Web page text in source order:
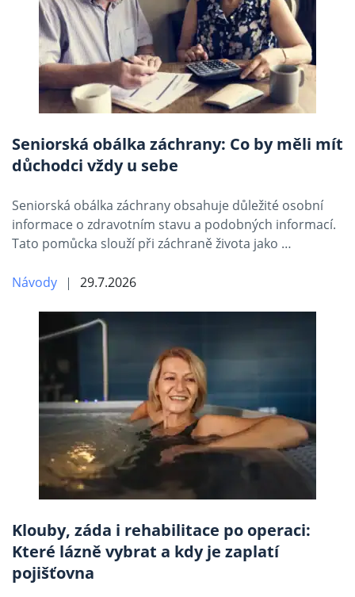
Seniorská obálka záchrany: Co by měli mít
důchodci vždy u sebe
Seniorská obálka záchrany obsahuje důležité osobní
informace o zdravotním stavu a podobných informací.
Tato pomůcka slouží při záchraně života jako …
Návody 29.7.2026
Klouby, záda i rehabilitace po operaci:
Které lázně vybrat a kdy je zaplatí
pojišťovna